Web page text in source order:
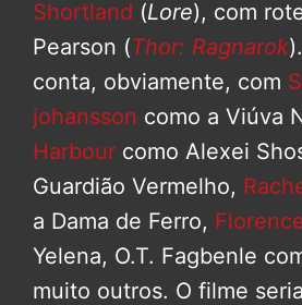
Shortland (Lore), com
Pearson (Thor: Ragnarok
conta, obviamente, com
johansson como a Viúva
Harbour como Alexei
Guardião Vermelho,
a Dama de Ferro,
Yelena, O.T. Fagbenle
muito outros. O filme